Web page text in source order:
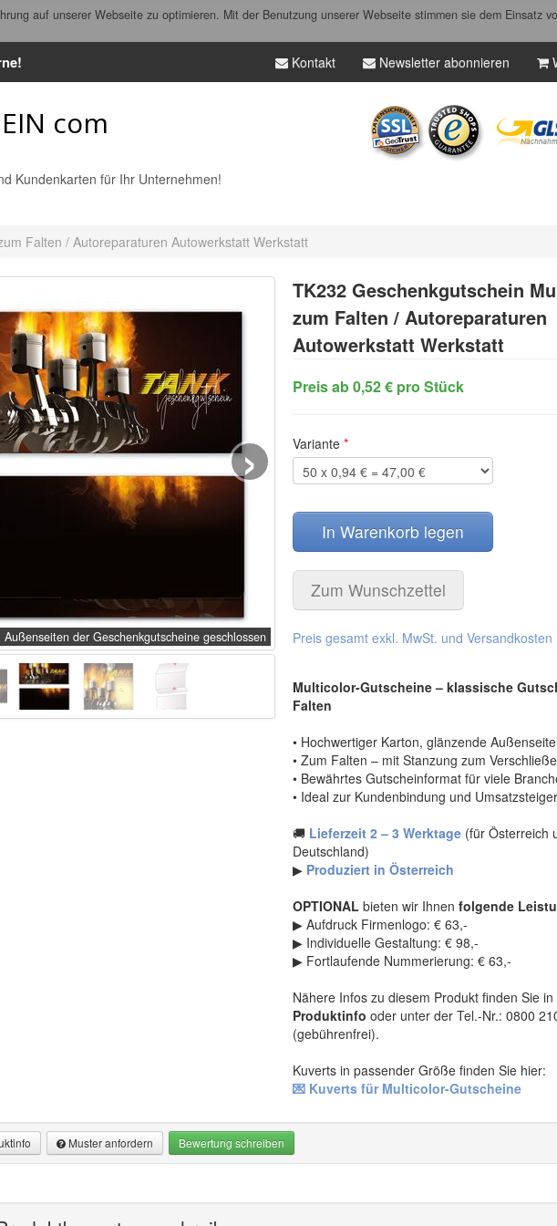
auf unserer Webseite zu optimieren. Mit der Benutzung unserer Webseite stimmen sie dem Einsatz
Kontakt Newsletter abonnieren
com
Kundenkarten für Ihr Unternehmen!
Falten / Autoreparaturen Autowerkstatt Werkstatt
Außenseiten der Geschenkgutscheine geschlossen
›
TK232 Geschenkgutschein
zum Falten / Autoreparaturen
Autowerkstatt Werkstatt
Preis ab 0,52 € pro Stück
Variante*
In Warenkorb legen
Zum Wunschzettel
Preis gesamt exkl. MwSt. und Versandkosten
Multicolor-Gutscheine – klassische
Falten
• Hochwertiger Karton, glänzende
• Zum Falten – mit Stanzung zum
• Bewährtes Gutscheinformat für viele
• Ideal zur Kundenbindung und
🚚 Lieferzeit 2 – 3 Werktage (für Österreich
Deutschland)
▶ Produziert in Österreich
OPTIONAL bieten wir Ihnenfolgende
▶ Aufdruck Firmenlogo: € 63,-
▶ Individuelle Gestaltung: € 98,-
▶ Fortlaufende Nummerierung: € 63,-
Nähere Infos zu diesem Produkt finden Sie
Produktinfo oder unter der Tel.-Nr.: 0800
(gebührenfrei).
Kuverts in passender Größe finden Sie hier:
💌 Kuverts für Multicolor-Gutscheine
Muster anfordern Bewertung schreiben